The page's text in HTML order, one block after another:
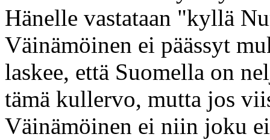
Hänelle vastataan "kyllä
Väinämöinen ei päässyt
laskee, että Suomella on
tämä kullervo, mutta jos
Väinämöinen ei niin joku